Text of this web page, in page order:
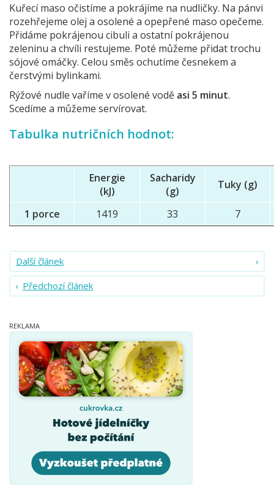
Kuřecí maso očistíme a pokrájíme na nudličky. Na pánvi
rozehřejeme olej a osolené a opepřené maso opečeme.
Přidáme pokrájenou cibuli a ostatní pokrájenou
zeleninu a chvíli restujeme. Poté můžeme přidat trochu
sójové omáčky. Celou směs ochutíme česnekem a
čerstvými bylinkami.
Rýžové nudle vaříme v osolené vodě asi 5 minut.
Scedíme a můžeme servírovat.
Tabulka nutričních hodnot:
Energie
(kJ)
Sacharidy
(g)
Tuky (g)
1 porce 1419 33 7
Další článek
Předchozí článek